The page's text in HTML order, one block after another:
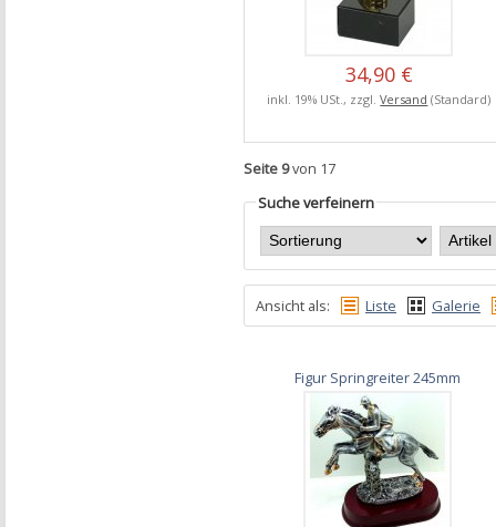
34,90 €
inkl. 19% USt., zzgl.Versand (Standard)
Seite 9von 17
Suche verfeinern
Ansicht als: Liste Galerie
Figur Springreiter 245mm